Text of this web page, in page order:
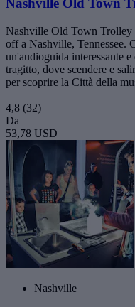
Nashville Old Town
Nashville Old Town
off a Nashville, Tennessee.
un'audioguida interessante
tragitto, dove scendere e
per scoprire la Città della
4,8 (32)
Da
53,78 USD
Nashville